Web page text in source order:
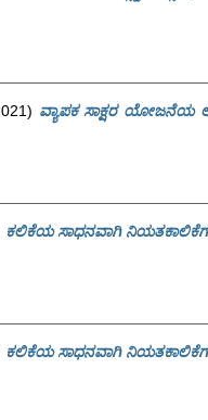
ವ್ಯಾಪಕ ಸಾಕ್ಷರ ಯೋಜನೆಯ
ಕಲಿಕೆಯ ಸಾಧನವಾಗಿ
ಕಲಿಕೆಯ ಸಾಧನವಾಗಿ